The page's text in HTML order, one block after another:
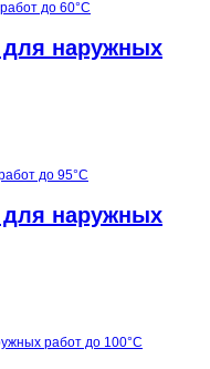
для наружных
для наружных